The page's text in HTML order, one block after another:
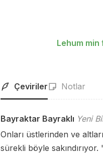
Lehum min
Çeviriler Notlar
Bayraktar Bayraklı Yeni
Onları üstlerinden ve
sürekli böyle sakındırıyor.